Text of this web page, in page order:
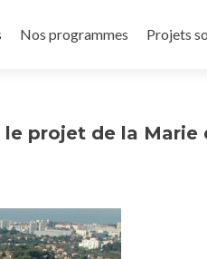
Nos programmes Projets
projet de la Marie